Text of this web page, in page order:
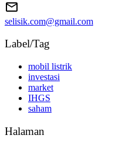
selisik.com@gmail.com
Label/Tag
mobil listrik
investasi
market
IHGS
saham
Halaman